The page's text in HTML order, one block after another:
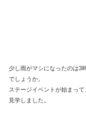
少し雨がマシになったのは3
でしょうか。
ステージイベントが始まっ
見学しました。